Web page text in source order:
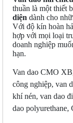
thuần là một thiết
diện dành cho
Với độ kín hoàn
hợp với mọi loại
doanh nghiệp
hạn.
Van dao CMO
công nghiệp, van
khí nén, van dao
dao